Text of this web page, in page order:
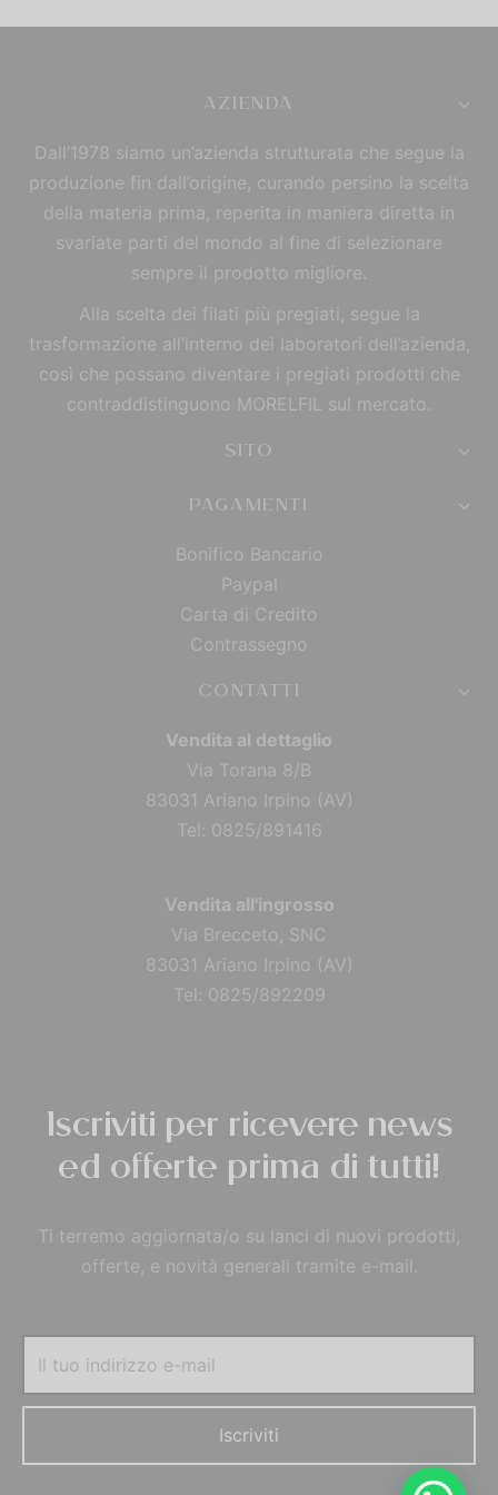
AZIENDA
Dall’1978 siamo un’azienda strutturata che segue la
produzione fin dall’origine, curando persino la scelta
della materia prima, reperita in maniera diretta in
svariate parti del mondo al fine di selezionare
sempre il prodotto migliore.
Alla scelta dei filati più pregiati, segue la
trasformazione all’interno dei laboratori dell’azienda,
così che possano diventare i pregiati prodotti che
contraddistinguono MORELFIL sul mercato.
SITO
PAGAMENTI
Bonifico Bancario
Paypal
Carta di Credito
Contrassegno
CONTATTI
Vendita al dettaglio
Via Torana 8/B
83031 Ariano Irpino (AV)
Tel: 0825/891416
Vendita all'ingrosso
Via Brecceto, SNC
83031 Ariano Irpino (AV)
Tel: 0825/892209
Iscriviti per ricevere news
ed offerte prima di tutti!
Ti terremo aggiornata/o su lanci di nuovi prodotti,
offerte, e novità generali tramite e-mail.